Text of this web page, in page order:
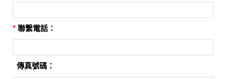
* 聯繫電話：
傳真號碼：